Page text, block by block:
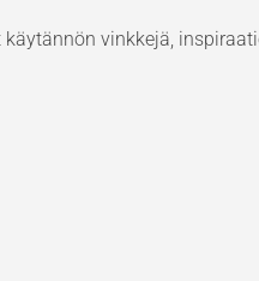
vinkkejä,